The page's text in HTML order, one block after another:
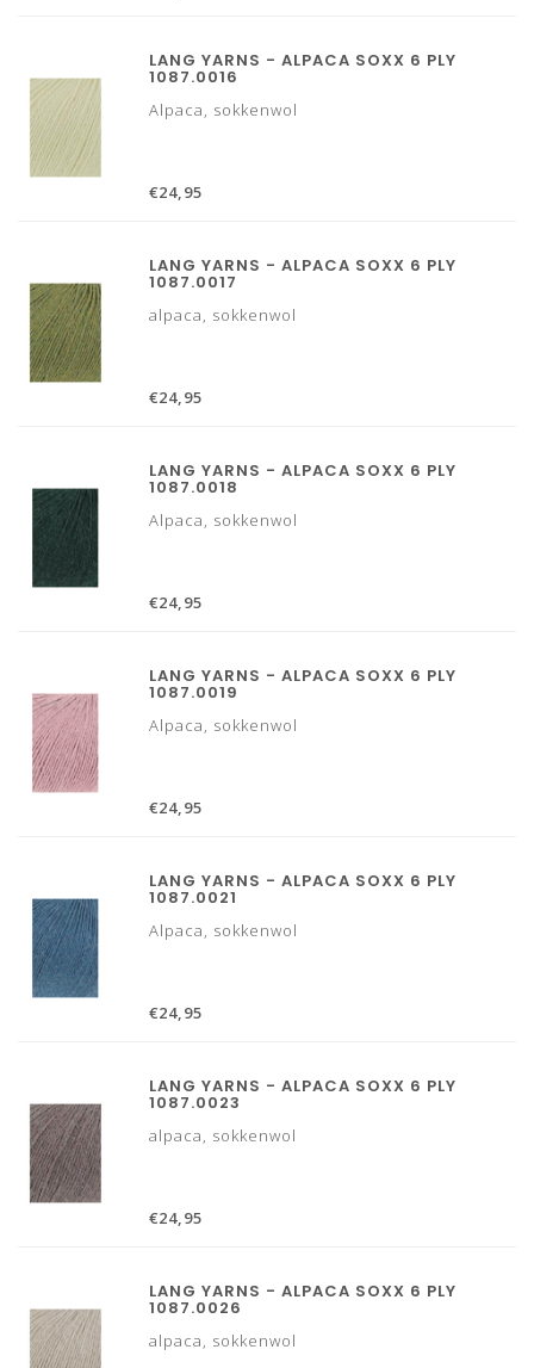
LANG YARNS - ALPACA SOXX 6 PLY
1087.0016
Alpaca, sokkenwol
€24,95
LANG YARNS - ALPACA SOXX 6 PLY
1087.0017
alpaca, sokkenwol
€24,95
LANG YARNS - ALPACA SOXX 6 PLY
1087.0018
Alpaca, sokkenwol
€24,95
LANG YARNS - ALPACA SOXX 6 PLY
1087.0019
Alpaca, sokkenwol
€24,95
LANG YARNS - ALPACA SOXX 6 PLY
1087.0021
Alpaca, sokkenwol
€24,95
LANG YARNS - ALPACA SOXX 6 PLY
1087.0023
alpaca, sokkenwol
€24,95
LANG YARNS - ALPACA SOXX 6 PLY
1087.0026
alpaca, sokkenwol